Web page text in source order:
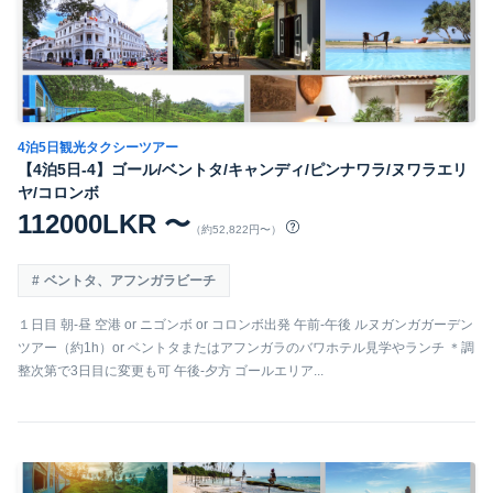
4泊5日観光タクシーツアー
【4泊5日-4】ゴール/ベントタ/キャンディ/ピンナワラ/ヌワラエリ
ヤ/コロンボ
112000LKR 〜 （約52,822円〜）
ベントタ、アフンガラビーチ
１日目 朝-昼 空港 or ニゴンボ or コロンボ出発 午前-午後 ルヌガンガガーデン
ツアー（約1h）or ベントタまたはアフンガラのバワホテル見学やランチ ＊調
整次第で3日目に変更も可 午後-夕方 ゴールエリア...